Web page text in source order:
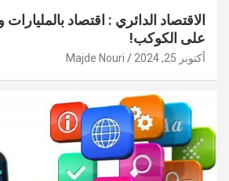
الاقتصاد الدائري : اقتصاد
على الكوكب!
أكتوبر 25, 2024 Majde Nouri